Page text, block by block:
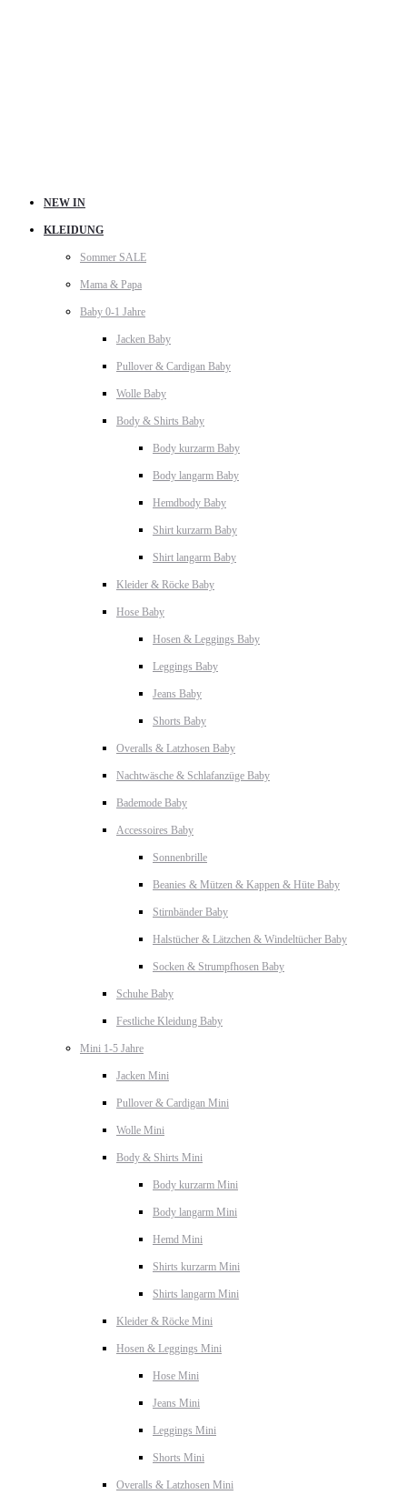
NEW IN
KLEIDUNG
Sommer SALE
Mama & Papa
Baby 0-1 Jahre
Jacken Baby
Pullover & Cardigan Baby
Wolle Baby
Body & Shirts Baby
Body kurzarm Baby
Body langarm Baby
Hemdbody Baby
Shirt kurzarm Baby
Shirt langarm Baby
Kleider & Röcke Baby
Hose Baby
Hosen & Leggings Baby
Leggings Baby
Jeans Baby
Shorts Baby
Overalls & Latzhosen Baby
Nachtwäsche & Schlafanzüge Baby
Bademode Baby
Accessoires Baby
Sonnenbrille
Beanies & Mützen & Kappen & Hüte Baby
Stirnbänder Baby
Halstücher & Lätzchen & Windeltücher Baby
Socken & Strumpfhosen Baby
Schuhe Baby
Festliche Kleidung Baby
Mini 1-5 Jahre
Jacken Mini
Pullover & Cardigan Mini
Wolle Mini
Body & Shirts Mini
Body kurzarm Mini
Body langarm Mini
Hemd Mini
Shirts kurzarm Mini
Shirts langarm Mini
Kleider & Röcke Mini
Hosen & Leggings Mini
Hose Mini
Jeans Mini
Leggings Mini
Shorts Mini
Overalls & Latzhosen Mini